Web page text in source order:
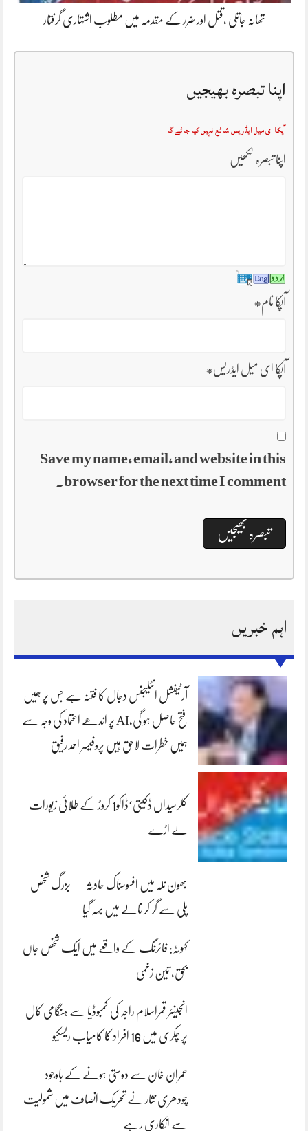
تھانہ جاتلی ،قتل اور ضرر کے مقدمہ میں مطلوب اشتہاری گرفتار
اپنا تبصرہ بھیجیں
آپکا ای میل ایڈریس شائع نہیں کیا جائے گا
اپنا تبصرہ لکھیں
آپکا نام*
آپکا ای میل ایڈریس*
Save my name, email, and website in this
browser for the next time I comment.
اہم خبریں
آرٹیفشل انٹلیجنس دجال کا فتنہ ہے جس پر ہمیں
فتح حاصل ہو گی،AI پر اندھے اعتماد کی وجہ سے
ہمیں خطرات لاحق ہیں پروفیسر احمد رفیق
کلرسیداں ڈکیتی‘ڈاکو1 کروڑ کے طلائی زیورات
لے اڑے
بھون نلہ میں افسوسناک حادثہ — بزرگ شخص
پلی سے گر کر نالے میں بہہ گیا
کہوٹہ: فائرنگ کے واقعے میں ایک شخص جاں
بحق، تین زخمی
انجینئر قمراسلام راجہ کی کمبوڈیا سے ہنگامی کال
پر چکری میں 16 افراد کا کامیاب ریسکیو
عمران خان سے دوستی ہونے کے باوجود
چودھری نثار نے تحریک انصاف میں شمولیت
سے انکاری رہے